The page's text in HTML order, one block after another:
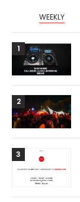
WEEKLY
1
2
3